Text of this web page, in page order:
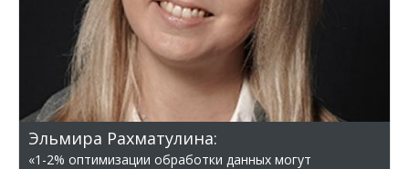
Эльмира Рахматулина:
«1-2% оптимизации обработки данных могут